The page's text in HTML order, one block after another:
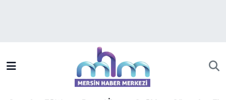
Mersin Trafik Yoğunluk Haritası
Süper Lig Puan Durumu ve Fikstür